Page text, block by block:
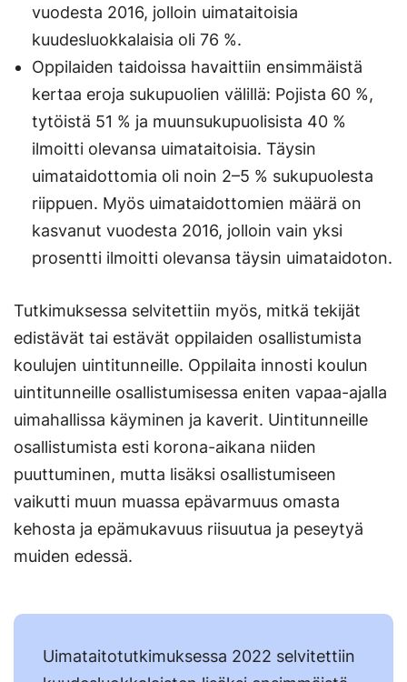
vuodesta 2016, jolloin uimataitoisia
kuudesluokkalaisia oli 76 %.
Oppilaiden taidoissa havaittiin ensimmäistä
kertaa eroja sukupuolien välillä: Pojista 60 %,
tytöistä 51 % ja muunsukupuolisista 40 %
ilmoitti olevansa uimataitoisia. Täysin
uimataidottomia oli noin 2–5 % sukupuolesta
riippuen. Myös uimataidottomien määrä on
kasvanut vuodesta 2016, jolloin vain yksi
prosentti ilmoitti olevansa täysin uimataidoton.
Tutkimuksessa selvitettiin myös, mitkä tekijät
edistävät tai estävät oppilaiden osallistumista
koulujen uintitunneille. Oppilaita innosti koulun
uintitunneille osallistumisessa eniten vapaa-ajalla
uimahallissa käyminen ja kaverit. Uintitunneille
osallistumista esti korona-aikana niiden
puuttuminen, mutta lisäksi osallistumiseen
vaikutti muun muassa epävarmuus omasta
kehosta ja epämukavuus riisuutua ja peseytyä
muiden edessä.
Uimataitotutkimuksessa 2022 selvitettiin